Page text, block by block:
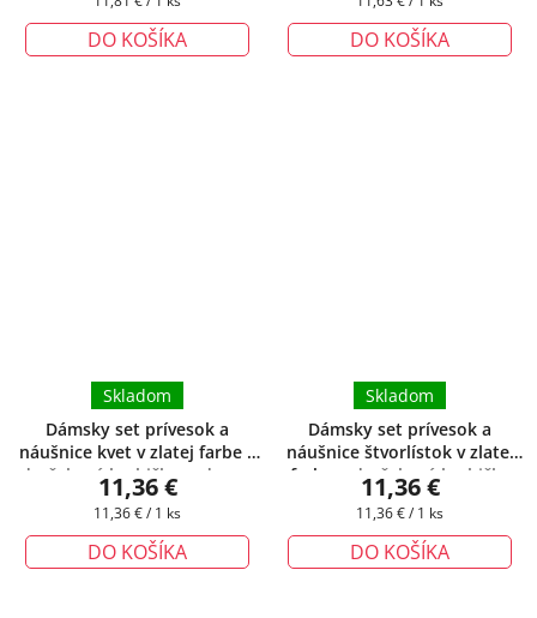
spĺňali aj tie najnáročnejšie požiadavky našich zákazníčok.
cena:
DO KOŠÍKA
cena:
DO KOŠÍKA
Dámsky set prívesok a
náušnice kvet v zlatej farbe +
darčeková krabička zadarmo
Skladom
11,36 €
Jednotková
cena:
11,36 € / 1 ks
DO KOŠÍKA
Dámsky set prívesok a
náušnice štvorlístok v zlatej
farbe
+ darčeková krabička
zadarmo
Skladom
11,36 €
Jednotková
cena:
11,36 € / 1 ks
DO KOŠÍKA